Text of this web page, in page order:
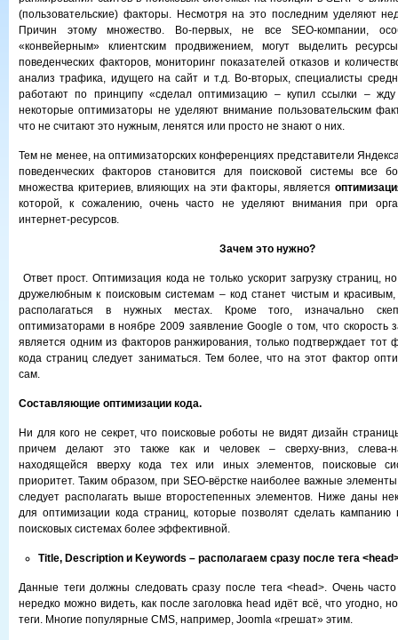
(пользовательские) факторы. Несмотря на это последним уделяют
Причин этому множество. Во-первых, не все SEO-компании,
«конвейерным» клиентским продвижением, могут выделить
поведенческих факторов, мониторинг показателей отказов и
анализ трафика, идущего на сайт и т.д. Во-вторых, специалисты
работают по принципу «сделал оптимизацию – купил ссылки –
некоторые оптимизаторы не уделяют внимание пользовательским
что не считают это нужным, ленятся или просто не знают о них.
Тем не менее, на оптимизаторских конференциях представители
поведенческих факторов становится для поисковой системы все
множества критериев, влияющих на эти факторы, является
которой, к сожалению, очень часто не уделяют внимания при
интернет-ресурсов.
Зачем это нужно?
Ответ прост. Оптимизация кода не только ускорит загрузку страниц,
дружелюбным к поисковым системам – код станет чистым и
располагаться в нужных местах. Кроме того, изначально
оптимизаторами в ноябре 2009 заявление Google о том, что скорость
является одним из факторов ранжирования, только подтверждает тот
кода страниц следует заниматься. Тем более, что на этот фактор
сам.
Составляющие оптимизации кода.
Ни для кого не секрет, что поисковые роботы не видят дизайн
причем делают это также как и человек – сверху-вниз, слева-
находящейся вверху кода тех или иных элементов, поисковые
приоритет. Таким образом, при SEO-вёрстке наиболее важные
следует располагать выше второстепенных элементов. Ниже даны
для оптимизации кода страниц, которые позволят сделать
поисковых системах более эффективной.
Title, Description и Keywords – располагаем сразу после тега <
Данные теги должны следовать сразу после тега <head>. Очень
нередко можно видеть, как после заголовка head идёт всё, что угодно,
теги. Многие популярные CMS, например, Joomla «грешат» этим.